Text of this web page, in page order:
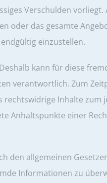
Verschulden vorliegt.
oder das gesamte
einzustellen.
kann für diese
verantwortlich. Zum
rechtswidrige Inhalte zum
Anhaltspunkte einer
den allgemeinen
Informationen zu